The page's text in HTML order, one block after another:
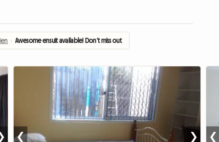
› Awesome ensuit available! Don't miss out
❮ ❯ ❮